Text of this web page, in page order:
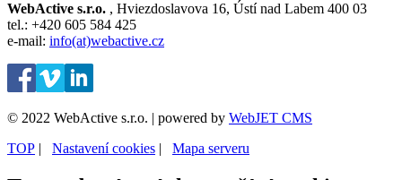
WebActive s.r.o. , Hviezdoslavova 16, Ústí nad Labem 400 03
tel.: +420 605 584 425
e-mail: info(at)webactive.cz
© 2022 WebActive s.r.o. | powered by WebJET CMS
TOP | ⁠ Nastavení cookies | ⁠ Mapa serveru